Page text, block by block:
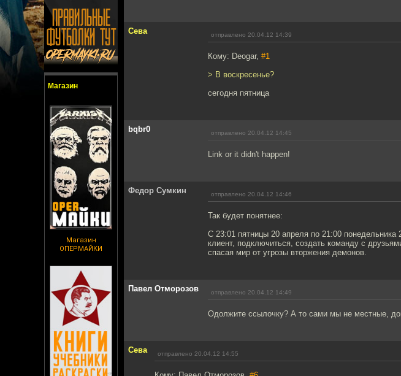
Магазин
Магазин
ОПЕРМАЙКИ
Сева отправлено 20.04.12 14:39
Кому: Deogar, #1
> В воскресенье?
сегодня пятница
bqbr0 отправлено 20.04.12 14:45
Link or it didn't happen!
Федор Сумкин отправлено 20.04.12 14:46
Так будет понятнее:
С 23:01 пятницы 20 апреля по 21:00 понедельника
клиент, подключиться, создать команду с
спасая мир от угрозы вторжения демонов.
Павел Отморозов отправлено 20.04.12 14:49
Одолжите ссылочку? А то сами мы не местные,
Сева отправлено 20.04.12 14:55